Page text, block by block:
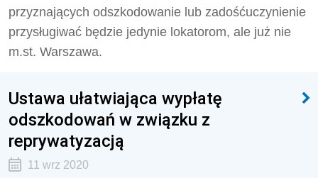
przyznających odszkodowanie lub zadośćuczynienie
przysługiwać będzie jedynie lokatorom, ale już nie
m.st. Warszawa.
Ustawa ułatwiająca wypłatę
odszkodowań w związku z
reprywatyzacją
11 wrz 2020